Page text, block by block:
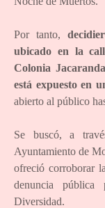
Por tanto,
ubicado en la
Colonia
está expuesto en
abierto al público
Se buscó, a
Ayuntamiento de
ofreció corroborar
denuncia
Diversidad.